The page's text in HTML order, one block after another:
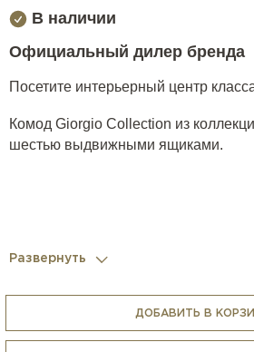
В наличии
Официальный дилер бренда
Посетите интерьерный центр
Комод Giorgio Collection из
шестью выдвижными ящиками.
Развернуть
ДОБАВИТЬ В